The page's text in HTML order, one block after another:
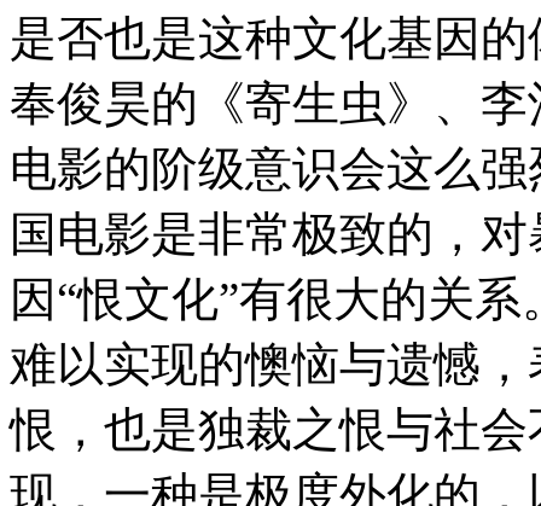
是否也是这种文化基因
奉俊昊的《寄生虫》、
电影的阶级意识会这么
国电影是非常极致的，
因“恨文化”有很大的关
难以实现的懊恼与遗憾
恨，也是独裁之恨与社
现，一种是极度外化的